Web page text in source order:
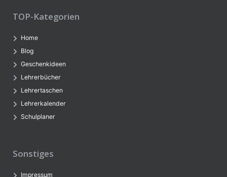
TOP-Kategorien
Home
Blog
Geschenkideen
Lehrerbücher
Lehrertaschen
Lehrerkalender
Schulplaner
Sonstiges
Impressum